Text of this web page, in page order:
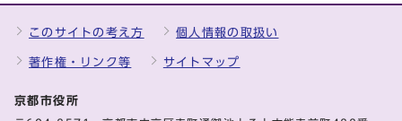
このサイトの考え方 個人情報の取扱い
著作権・リンク等 サイトマップ
京都市役所